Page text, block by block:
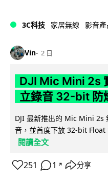
3C科技 家居無線 影音產
Vin 2 日
DJI Mic Mini 2s
立錄音 32-bit 防
DJI 最新推出的 Mic Mini 2s
音，並首度下放 32-bit Float
閱讀全文
251 1 ↗ 分享